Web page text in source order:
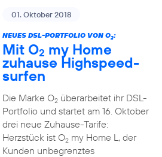
01. Oktober 2018
NEUES DSL-PORTFOLIO VON O2:
Mit O2 my Home
zuhause Highspeed-
surfen
Die Marke O2überarbeitet ihr DSL-
Portfolio und startet am 16. Oktober
drei neue Zuhause-Tarife:
Herzstück ist O2my Home L, der
Kunden unbegrenztes